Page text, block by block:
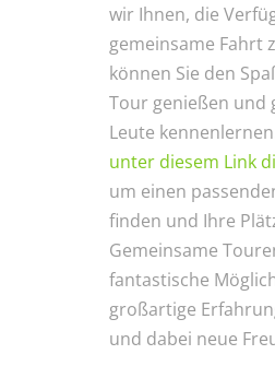
wir Ihnen, die
gemeinsame Fahrt
können Sie den
Tour genießen und
Leute
unter diesem Link
um einen
finden und Ihre
Gemeinsame
fantastische
großartige
und dabei neue